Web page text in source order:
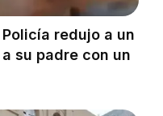
redujo a un
su padre con un